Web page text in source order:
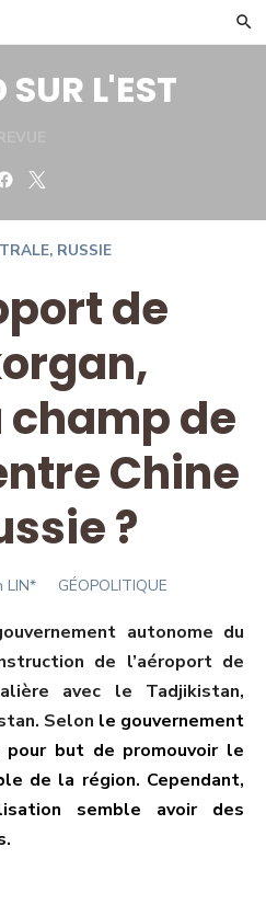
SUR L'EST
Facebook
, RUSSIE
de
de
Chine
?
LIN* GÉOPOLITIQUE
autonome du
de l’aéroport de
avec le Tadjikistan,
Selon le gouvernement
but de promouvoir le
de la région. Cependant,
semble avoir des